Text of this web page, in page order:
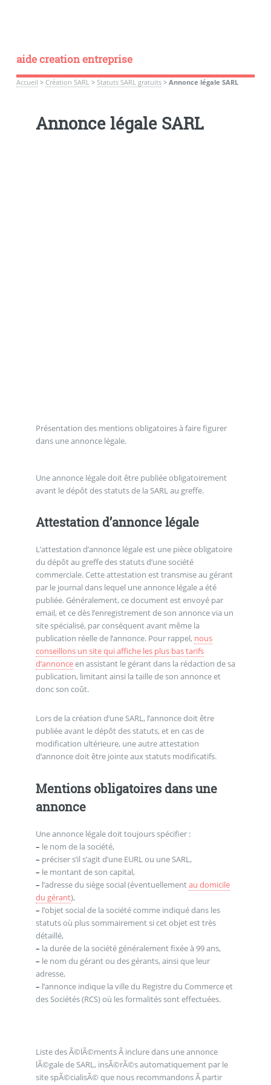
aide creation entreprise
Accueil > Création SARL> Statuts SARL gratuits> Annonce légale SARL
Annonce légale SARL
Présentation des mentions obligatoires à faire figurer
dans une annonce légale.
Une annonce légale doit être publiée obligatoirement
avant le dépôt des statuts de la SARL au greffe.
Attestation d’annonce légale
L’attestation d’annonce légale est une pièce obligatoire
du dépôt au greffe des statuts d’une société
commerciale. Cette attestation est transmise au gérant
par le journal dans lequel une annonce légale a été
publiée. Généralement, ce document est envoyé par
email, et ce dès l’enregistrement de son annonce via un
site spécialisé, par conséquent avant même la
publication réelle de l’annonce. Pour rappel, nous
conseillons un site qui affiche les plus bas tarifs
d’annonceen assistant le gérant dans la rédaction de sa
publication, limitant ainsi la taille de son annonce et
donc son coût.
Lors de la création d’une SARL, l’annonce doit être
publiée avant le dépôt des statuts, et en cas de
modification ultérieure, une autre attestation
d’annonce doit être jointe aux statuts modificatifs.
Mentions obligatoires dans une
annonce
Une annonce légale doit toujours spécifier :
– le nom de la société,
– préciser s’il s’agit d’une EURL ou une SARL,
– le montant de son capital,
– l’adresse du siège social (éventuellementau domicile
du gérant),
– l’objet social de la société comme indiqué dans les
statuts où plus sommairement si cet objet est très
détaillé,
– la durée de la société généralement fixée à 99 ans,
– le nom du gérant ou des gérants, ainsi que leur
adresse,
– l’annonce indique la ville du Registre du Commerce et
des Sociétés (RCS) où les formalités sont effectuées.
Liste des Ã©lÃ©ments Ã inclure dans une annonce
lÃ©gale de SARL, insÃ©rÃ©s automatiquement par le
site spÃ©cialisÃ© que nous recommandons Ã partir